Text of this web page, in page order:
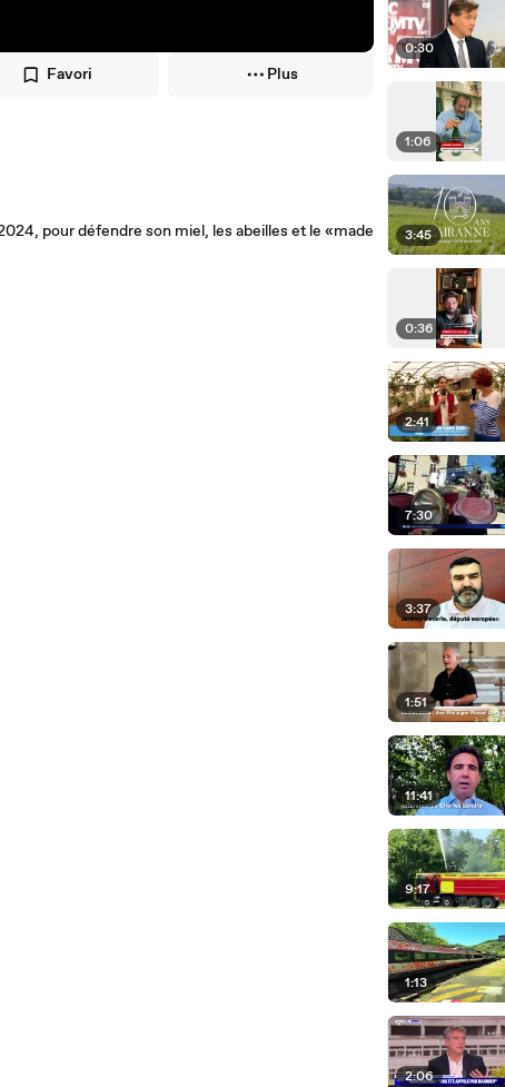
Favori Plus
pour défendre son miel, les abeilles et le «made
0:30
1:06
3:45
0:36
2:41
7:30
3:37
1:51
11:41
9:17
1:13
2:06